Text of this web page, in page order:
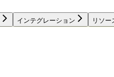
インテグレーション リソー